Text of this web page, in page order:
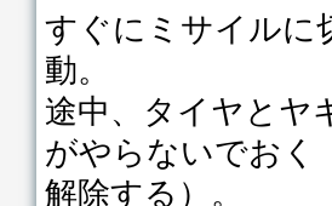
すぐにミサイルに
動。
途中、タイヤとヤ
がやらないでおく
解除する）。